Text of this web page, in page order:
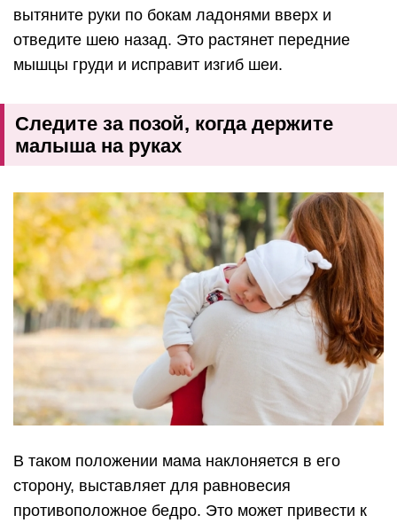
вытяните руки по бокам ладонями вверх и
отведите шею назад. Это растянет передние
мышцы груди и исправит изгиб шеи.
Следите за позой, когда держите
малыша на руках
В таком положении мама наклоняется в его
сторону, выставляет для равновесия
противоположное бедро. Это может привести к